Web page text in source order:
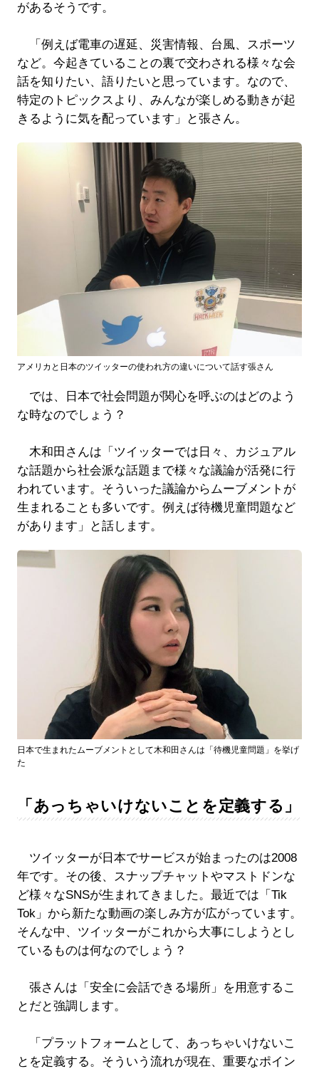
があるそうです。
「例えば電車の遅延、災害情報、台風、スポーツ
など。今起きていることの裏で交わされる様々な会
話を知りたい、語りたいと思っています。なので、
特定のトピックスより、みんなが楽しめる動きが起
きるように気を配っています」と張さん。
アメリカと日本のツイッターの使われ方の違いについて話す張さん
では、日本で社会問題が関心を呼ぶのはどのよう
な時なのでしょう？
木和田さんは「ツイッターでは日々、カジュアル
な話題から社会派な話題まで様々な議論が活発に行
われています。そういった議論からムーブメントが
生まれることも多いです。例えば待機児童問題など
があります」と話します。
日本で生まれたムーブメントとして木和田さんは「待機児童問題」を挙げ
た
「あっちゃいけないことを定義する」
ツイッターが日本でサービスが始まったのは2008
年です。その後、スナップチャットやマストドンな
ど様々なSNSが生まれてきました。最近では「Tik
Tok」から新たな動画の楽しみ方が広がっています。
そんな中、ツイッターがこれから大事にしようとし
ているものは何なのでしょう？
張さんは「安全に会話できる場所」を用意するこ
とだと強調します。
「プラットフォームとして、あっちゃいけないこ
とを定義する。そういう流れが現在、重要なポイン